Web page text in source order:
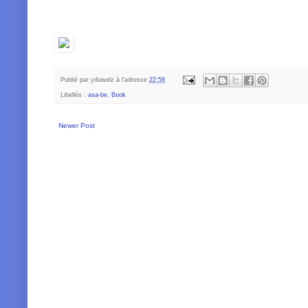
Publié par yduwelz à l'adresse 22:58
Libellés : asa-be, Book
Newer Post